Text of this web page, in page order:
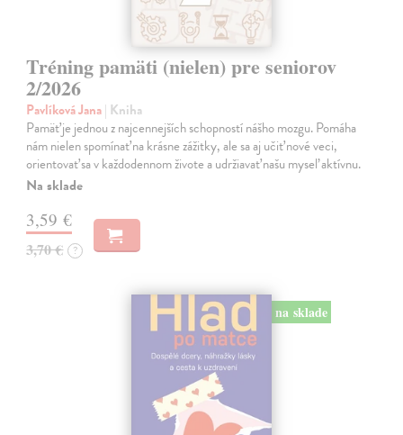
Tréning pamäti (nielen) pre seniorov
2/2026
Pavlíková Jana| Kniha
Pamäť je jednou z najcennejších schopností nášho mozgu. Pomáha
nám nielen spomínať na krásne zážitky, ale sa aj učiť nové veci,
orientovať sa v každodennom živote a udržiavať našu myseľ aktívnu.
Na sklade
3,59 €
3,70 € ?
na sklade